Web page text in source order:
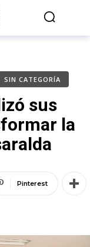
SIN CATEGORÍA
sus
la
Pinterest